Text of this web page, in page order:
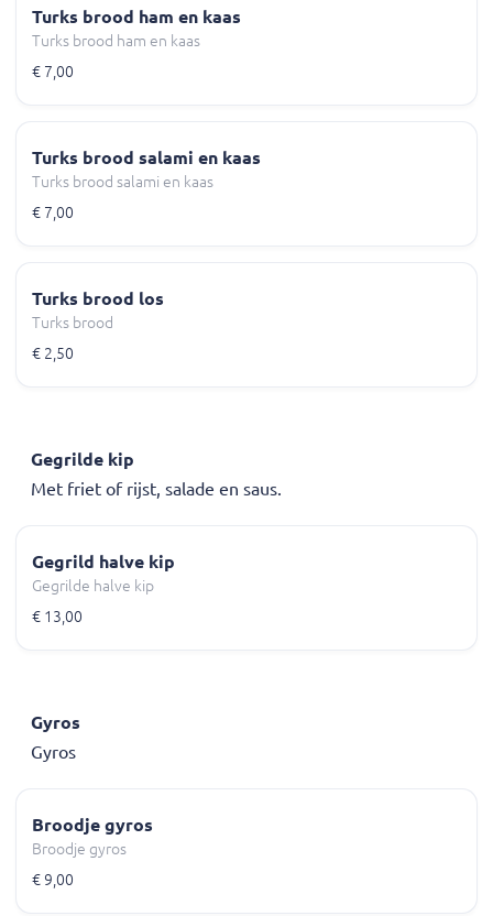
Turks brood ham en kaas
Turks brood ham en kaas
€ 7,00
Turks brood salami en kaas
Turks brood salami en kaas
€ 7,00
Turks brood los
Turks brood
€ 2,50
Gegrilde kip
Met friet of rijst, salade en saus.
Gegrild halve kip
Gegrilde halve kip
€ 13,00
Gyros
Gyros
Broodje gyros
Broodje gyros
€ 9,00